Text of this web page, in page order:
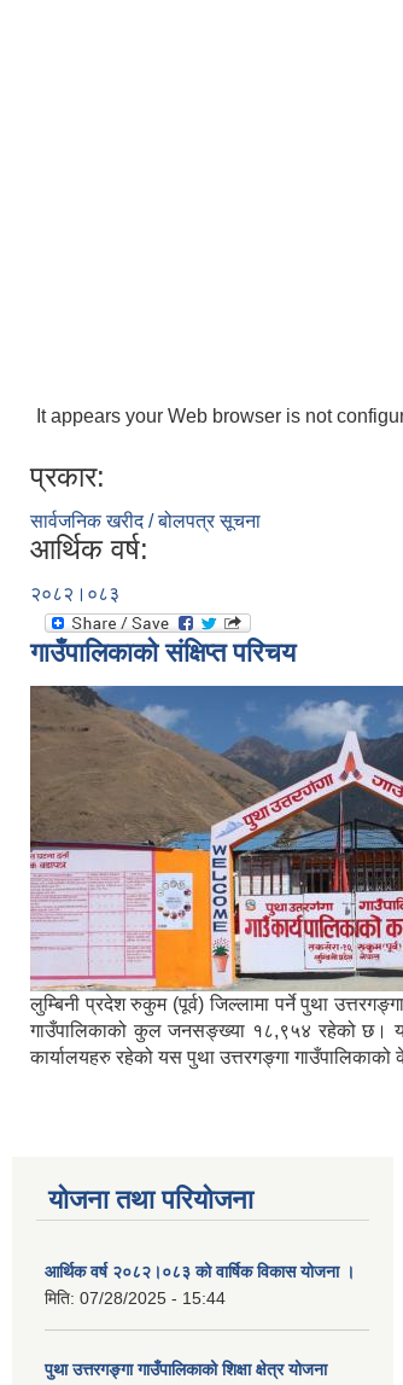
It appears your Web browser is not
प्रकार:
सार्वजनिक खरीद / बोलपत्र सूचना
आर्थिक वर्ष:
२०८२।०८३
गाउँपालिकाको संक्षिप्त परिचय
लुम्बिनी प्रदेश रुकुम (पूर्व) जिल्लामा पर्ने पुथा
गाउँपालिकाको कुल जनसङ्ख्या १८,९५४ रहेको छ। यस
कार्यालयहरु रहेको यस पुथा उत्तरगङ्गा
योजना तथा परियोजना
आर्थिक वर्ष २०८२।०८३ को वार्षिक विकास योजना ।
मिति: 07/28/2025 - 15:44
पुथा उत्तरगङ्गा गाउँपालिकाको शिक्षा क्षेत्र योजना